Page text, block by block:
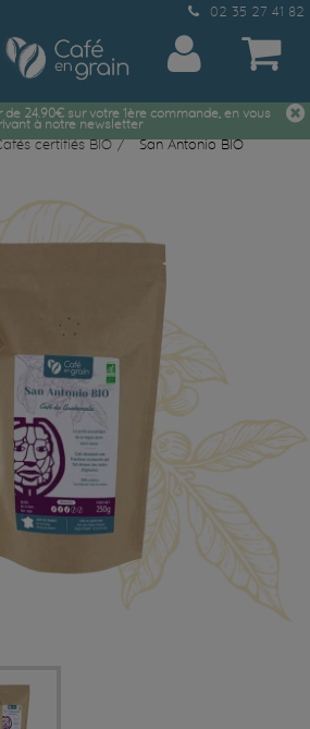
02 35 27 41 82
de 24.90€ sur votre 1ère commande, en vous
à notre newsletter
certifiés BIO San Antonio BIO